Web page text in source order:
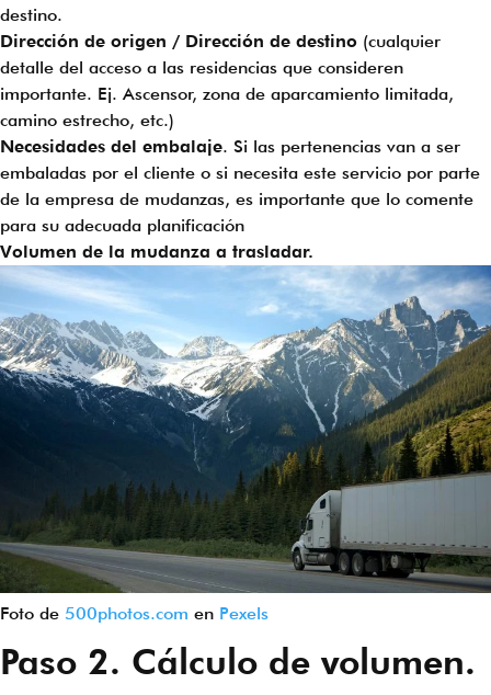
destino.
Dirección de origen / Dirección de destino (cualquier
detalle del acceso a las residencias que consideren
importante. Ej. Ascensor, zona de aparcamiento limitada,
camino estrecho, etc.)
Necesidades del embalaje. Si las pertenencias van a ser
embaladas por el cliente o si necesita este servicio por parte
de la empresa de mudanzas, es importante que lo comente
para su adecuada planificación
Volumen de la mudanza a trasladar.
Foto de 500photos.com en Pexels
Paso 2. Cálculo de volumen.